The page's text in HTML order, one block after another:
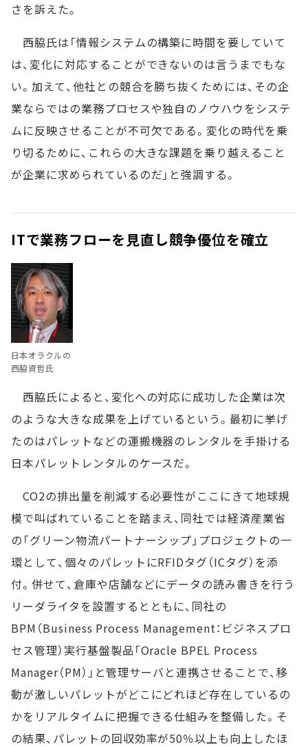
さを訴えた。
西脇氏は「情報システムの構築に時間を要していて
は、変化に対応することができないのは言うまでもな
い。加えて、他社との競合を勝ち抜くためには、その企
業ならではの業務プロセスや独自のノウハウをシステ
ムに反映させることが不可欠である。変化の時代を乗
り切るために、これらの大きな課題を乗り越えること
が企業に求められているのだ」と強調する。
ITで業務フローを見直し競争優位を確立
日本オラクルの
西脇資哲氏
西脇氏によると、変化への対応に成功した企業は次
のような大きな成果を上げているという。最初に挙げ
たのはパレットなどの運搬機器のレンタルを手掛ける
日本パレットレンタルのケースだ。
CO2の排出量を削減する必要性がここにきて地球規
模で叫ばれていることを踏まえ、同社では経済産業省
の「グリーン物流パートナーシップ」プロジェクトの一
環として、個々のパレットにRFIDタグ（ICタグ）を添
付。併せて、倉庫や店舗などにデータの読み書きを行う
リーダライタを設置するとともに、同社の
BPM（Business Process Management：ビジネスプロ
セス管理）実行基盤製品「Oracle BPEL Process
Manager（PM）」と管理サーバと連携させることで、移
動が激しいパレットがどこにどれほど存在しているの
かをリアルタイムに把握できる仕組みを整備した。そ
の結果、パレットの回収効率が50％以上も向上したほ